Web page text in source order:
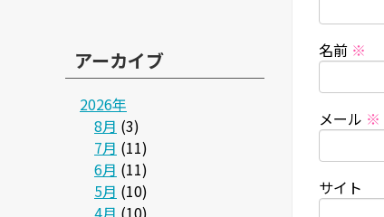
名前 ※
メール ※
サイト
アーカイブ
2026年
8月 (3)
7月 (11)
6月 (11)
5月 (10)
4月 (10)